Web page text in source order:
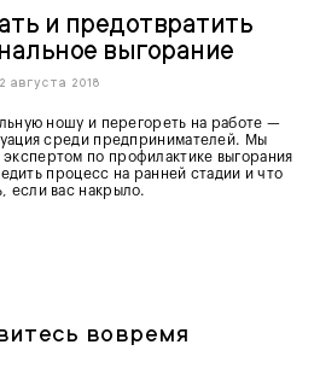
и предотвратить
выгорание
2 августа 2018
ношу и перегореть на работе —
среди предпринимателей. Мы
по профилактике выгорания
процесс на ранней стадии и что
если вас накрыло.
вовремя